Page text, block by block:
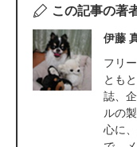
この記事の著
伊藤
フリ
とも
誌、
ルの
心に